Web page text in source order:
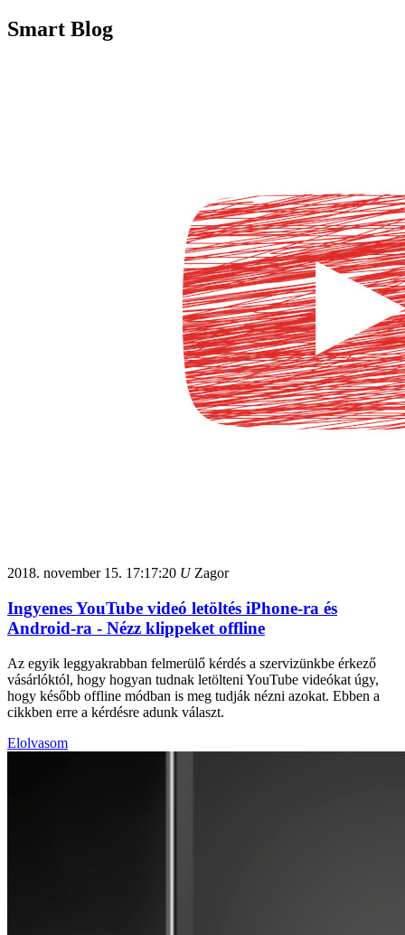
Smart Blog
2018. november 15. 17:17:20 UZagor
Ingyenes YouTube videó letöltés iPhone-ra és
Android-ra - Nézz klippeket offline
Az egyik leggyakrabban felmerülő kérdés a szervizünkbe érkező
vásárlóktól, hogy hogyan tudnak letölteni YouTube videókat úgy,
hogy később offline módban is meg tudják nézni azokat. Ebben a
cikkben erre a kérdésre adunk választ.
Elolvasom